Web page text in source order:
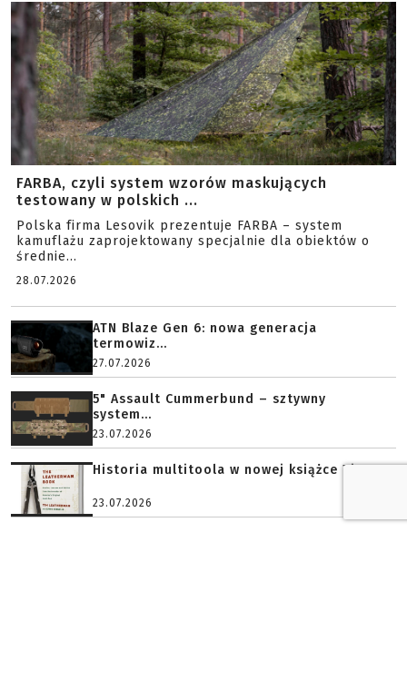
FARBA, czyli system wzorów maskujących
testowany w polskich ...
Polska firma Lesovik prezentuje FARBA – system
kamuflażu zaprojektowany specjalnie dla obiektów o
średnie...
28.07.2026
ATN Blaze Gen 6: nowa generacja
termowiz...
27.07.2026
5" Assault Cummerbund – sztywny
system...
23.07.2026
Historia multitoola w nowej książce Ti...
23.07.2026